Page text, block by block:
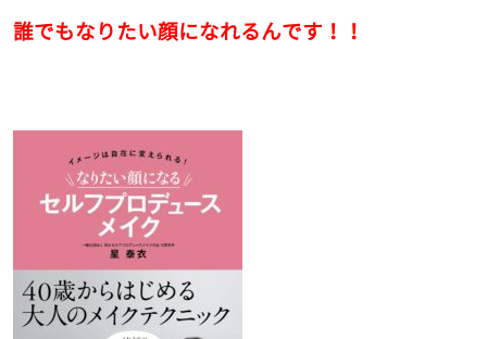
誰でもなりたい顔になれるんです！！